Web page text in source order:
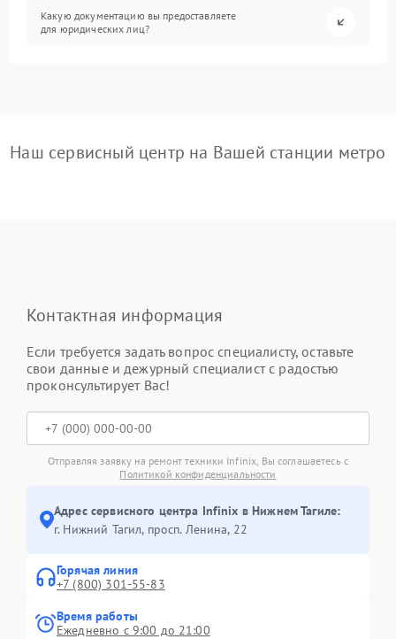
Какую документацию вы предоставляете
для юридических лиц?
Наш сервисный центр на Вашей станции метро
Контактная информация
Если требуется задать вопрос специалисту, оставьте
свои данные и дежурный специалист с радостью
проконсультирует Вас!
Отправляя заявку на ремонт техники Infinix, Вы соглашаетесь с
Политикой конфиденциальности
Адрес сервисного центра Infinix в Нижнем Тагиле:
г. Нижний Тагил, просп. Ленина, 22
Горячая линия
+7 (800) 301-55-83
Время работы
Ежедневно с 9:00 до 21:00